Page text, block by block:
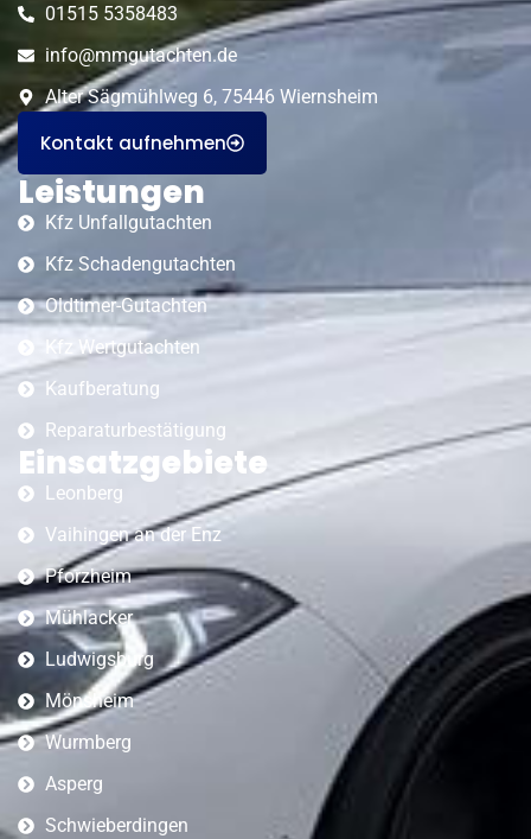
01515 5358483
info@mmgutachten.de
Alter Sägmühlweg 6, 75446 Wiernsheim
Kontakt aufnehmen
Leistungen
Kfz Unfallgutachten
Kfz Schadengutachten
Oldtimer-Gutachten
Kfz Wertgutachten
Kaufberatung
Reparaturbestätigung
Einsatzgebiete
Leonberg
Vaihingen an der Enz
Pforzheim
Mühlacker
Ludwigsburg
Mönsheim
Wurmberg
Asperg
Schwieberdingen